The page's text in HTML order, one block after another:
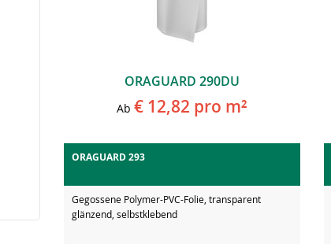
ORAGUARD 290DU
Ab € 12,82 pro m²
ORAGUARD 293
Gegossene Polymer-PVC-Folie, transparent
glänzend, selbstklebend